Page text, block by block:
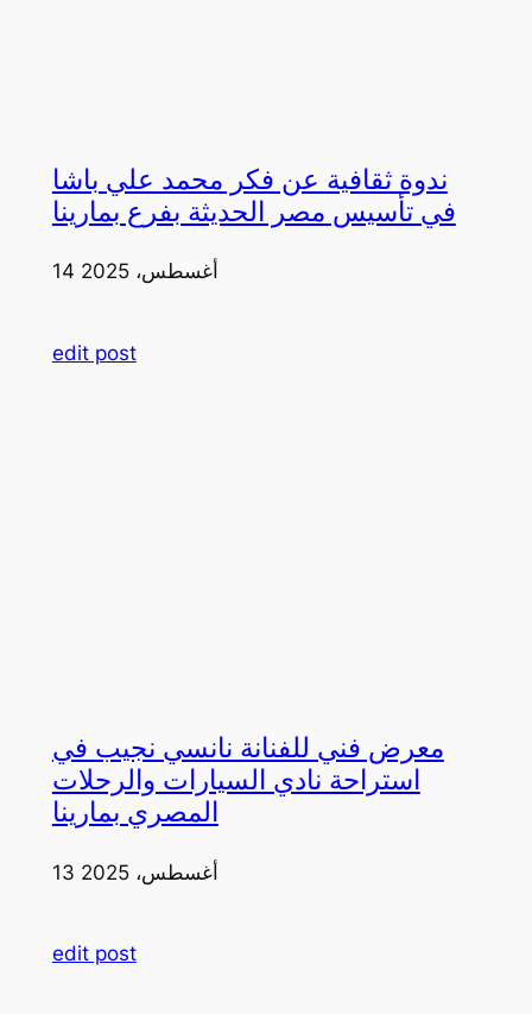
ندوة ثقافية عن فكر محمد علي باشا
في تأسيس مصر الحديثة بفرع بمارينا
14 أغسطس، 2025
edit post
معرض فني للفنانة نانسي نجيب في
استراحة نادي السيارات والرحلات
المصري بمارينا
13 أغسطس، 2025
edit post